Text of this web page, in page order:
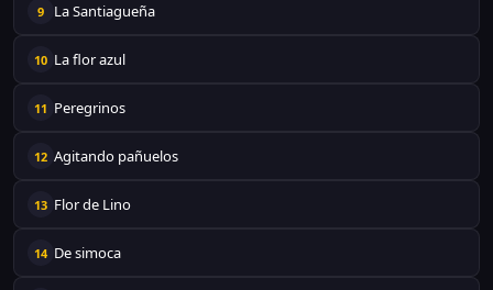
9 La Santiagueña
10 La flor azul
11 Peregrinos
12 Agitando pañuelos
13 Flor de Lino
14 De simoca